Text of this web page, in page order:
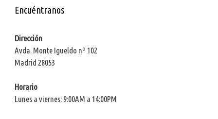
Encuéntranos
Dirección
Avda. Monte Igueldo nº 102
Madrid 28053
Horario
Lunes a viernes: 9:00AM a 14:00PM